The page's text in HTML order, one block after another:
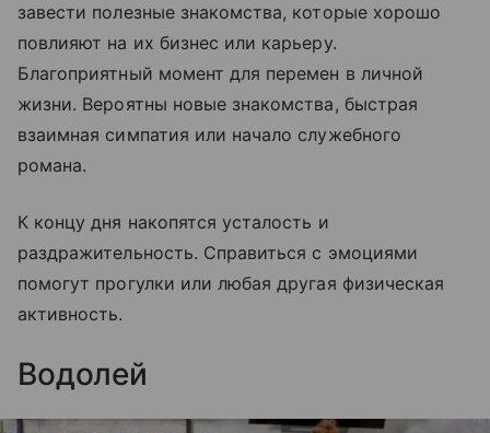
завести полезные знакомства, которые хорошо
повлияют на их бизнес или карьеру.
Благоприятный момент для перемен в личной
жизни. Вероятны новые знакомства, быстрая
взаимная симпатия или начало служебного
романа.
К концу дня накопятся усталость и
раздражительность. Справиться с эмоциями
помогут прогулки или любая другая физическая
активность.
Водолей